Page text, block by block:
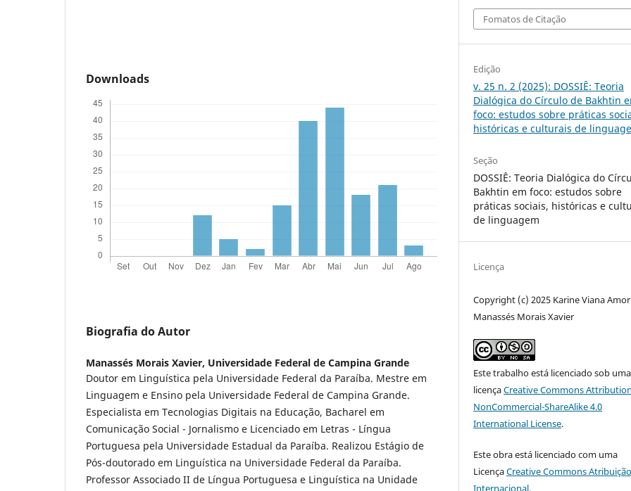
Downloads
Biografia do Autor
Manassés Morais Xavier, Universidade Federal de Campina Grande
Doutor em Linguística pela Universidade Federal da Paraíba. Mestre em
Linguagem e Ensino pela Universidade Federal de Campina Grande.
Especialista em Tecnologias Digitais na Educação, Bacharel em
Comunicação Social - Jornalismo e Licenciado em Letras - Língua
Portuguesa pela Universidade Estadual da Paraíba. Realizou Estágio de
Pós-doutorado em Linguística na Universidade Federal da Paraíba.
Professor Associado II de Língua Portuguesa e Linguística na Unidade
Fomatos de Citação
Edição
v. 25 n. 2 (2025): DOSSIÊ: Teoria
Dialógica do Círculo de Bakhtin
foco: estudos sobre práticas
históricas e culturais de
Seção
DOSSIÊ: Teoria Dialógica do
Bakhtin em foco: estudos sobre
práticas sociais, históricas e
de linguagem
Licença
Copyright (c) 2025 Karine Viana
Manassés Morais Xavier
Este trabalho está licenciado sob uma
licençaCreative Commons
NonCommercial-ShareAlike 4.0
International License.
Este obra está licenciado com uma
LicençaCreative Commons
Internacional.